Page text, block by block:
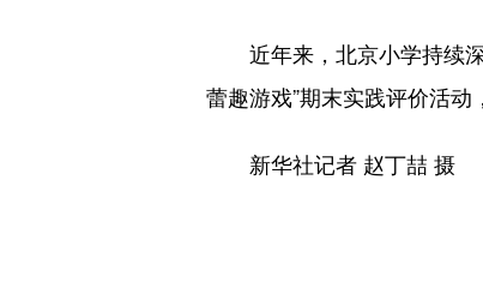
近年来，北京小学持续深
蕾趣游戏”期末实践评价活动
新华社记者 赵丁喆 摄